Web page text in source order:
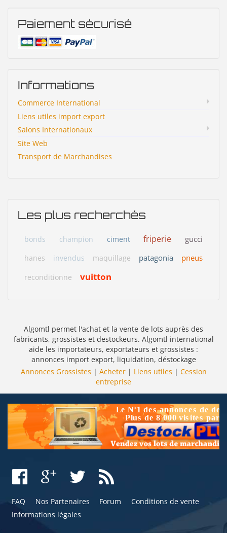
Paiement sécurisé
Informations
Commerce International
Liens utiles import export
Salons Internationaux
Site Web
Transport de Marchandises
Les plus recherchés
bonds champion ciment friperie gucci
hanes invendus maquillage patagonia pneus
reconditionne vuitton
Algomtl permet l'achat et la vente de lots auprès des
fabricants, grossistes et destockeurs. Algomtl international
aide les importateurs, exportateurs et grossistes :
annonces import export, liquidation, déstockage
Annonces Grossistes | Acheter| Liens utiles | Cession
entreprise
FAQ Nos Partenaires Forum
Conditions de vente
Informations légales